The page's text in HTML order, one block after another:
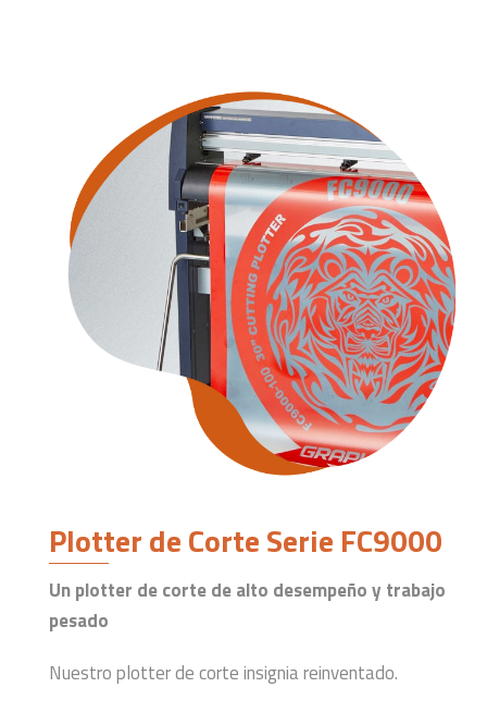
Plotter de Corte Serie FC9000
Un plotter de corte de alto desempeño y trabajo
pesado
Nuestro plotter de corte insignia reinventado.